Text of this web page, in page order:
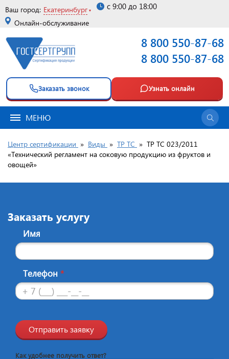
Ваш город: Екатеринбург
Онлайн-обслуживание
с 9:00 до 18:00
8 800 550-87-68
8 800 550-87-68
Заказать звонок Узнать онлайн
МЕНЮ
Центр сертификации » Виды » ТР ТС » ТР ТС 023/2011
«Технический регламент на соковую продукцию из фруктов и
овощей»
Заказать услугу
Имя
Телефон *
Отправить заявку
Как удобнее получить ответ?